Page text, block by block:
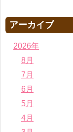
アーカイブ
2026年
8月
7月
6月
5月
4月